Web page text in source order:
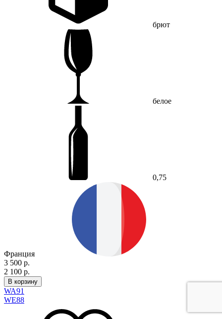
брют
белое
0,75
Франция
3 500 р.
2 100 р.
В корзину
WA91
WE88